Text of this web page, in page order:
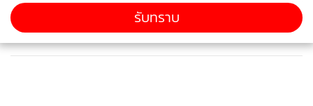
ข่าวอื่นในหมวด
รับทราบ